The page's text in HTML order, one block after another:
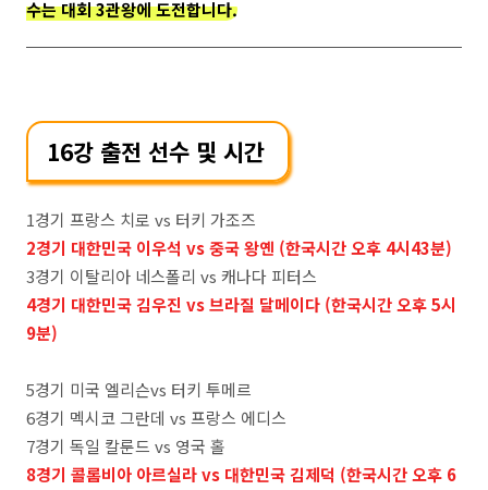
수는 대회 3관왕에 도전합니다.
16강 출전 선수 및 시간
1경기 프랑스 치로 vs 터키 가조즈
2경기 대한민국 이우석 vs 중국 왕옌 (한국시간 오후 4시43분)
3경기 이탈리아 네스폴리 vs 캐나다 피터스
4경기 대한민국 김우진 vs 브라질 달메이다 (한국시간 오후 5시
9분)
5경기 미국 엘리슨vs 터키 투메르
6경기 멕시코 그란데 vs 프랑스 에디스
7경기 독일 칼룬드 vs 영국 홀
8경기 콜롬비아 아르실라 vs 대한민국 김제덕 (한국시간 오후 6